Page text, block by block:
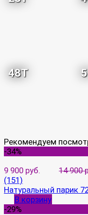
48T
Рекомендуем
-34%
9 900 руб.
14 900
(151)
Натуральный парик
В корзину
-29%